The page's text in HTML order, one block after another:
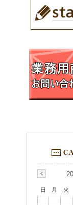
日 月 火